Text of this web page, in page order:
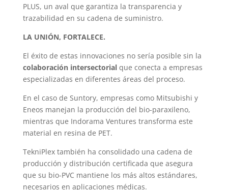
PLUS, un aval que garantiza la transparencia y
trazabilidad en su cadena de suministro.
LA UNIÓN, FORTALECE.
El éxito de estas innovaciones no sería posible sin la
colaboración intersectorialque conecta a empresas
especializadas en diferentes áreas del proceso.
En el caso de Suntory, empresas como Mitsubishi y
Eneos manejan la producción del bio-paraxileno,
mientras que Indorama Ventures transforma este
material en resina de PET.
TekniPlex también ha consolidado una cadena de
producción y distribución certificada que asegura
que su bio-PVC mantiene los más altos estándares,
necesarios en aplicaciones médicas.